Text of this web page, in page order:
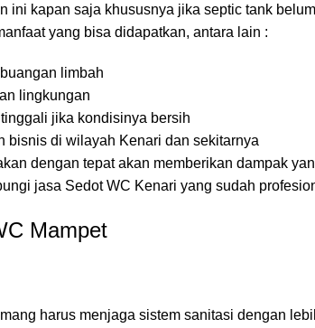
ini kapan saja khususnya jika septic tank
yang bisa didapatkan, antara lain :
limbah
lingkungan
jika kondisinya bersih
bisnis di wilayah Kenari dan sekitarnya
dengan tepat akan memberikan dampak
jasa Sedot WC Kenari yang sudah
Mampet
harus menjaga sistem sanitasi dengan